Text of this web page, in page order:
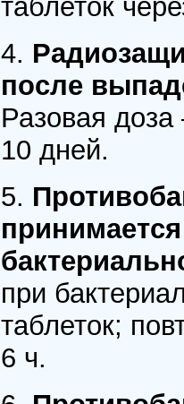
таблеток
4.
после
Разовая доза
10 дней.
5.
при
таблеток;
6 ч.